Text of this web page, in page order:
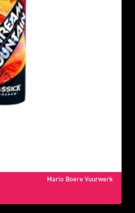
Mario Boere Vuurwerk